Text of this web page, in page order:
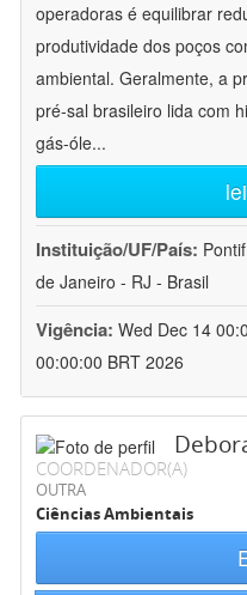
operadoras é equilibrar
produtividade dos poços
ambiental. Geralmente, a
pré-sal brasileiro lida com
gás-óle...
Instituição/UF/País:
de Janeiro - RJ - Brasil
Vigência: Wed Dec 14
00:00:00 BRT 2026
COORDENADOR(A)
OUTRA
Ciências Ambientais